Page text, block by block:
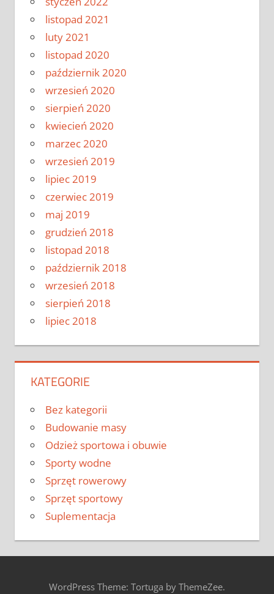
listopad 2021
luty 2021
listopad 2020
październik 2020
wrzesień 2020
sierpień 2020
kwiecień 2020
marzec 2020
wrzesień 2019
lipiec 2019
czerwiec 2019
maj 2019
grudzień 2018
listopad 2018
październik 2018
wrzesień 2018
sierpień 2018
lipiec 2018
KATEGORIE
Bez kategorii
Budowanie masy
Odzież sportowa i obuwie
Sporty wodne
Sprzęt rowerowy
Sprzęt sportowy
Suplementacja
WordPress Theme: Tortuga by ThemeZee.